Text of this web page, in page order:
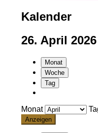
Kalender
26. April 2026
Monat
Woche
Tag
Monat